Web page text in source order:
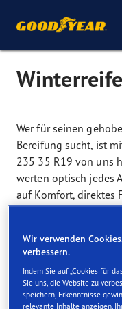
Wer für seinen
Bereifung sucht, ist
235 35 R19 von uns
werten optisch jedes
auf Komfort, direktes
verzichten müssen.
glatten und
wie es eine hohe
Wir verwenden
verbessern.
Indem Sie auf „Cookies für
Sie uns, die Website zu
speichern, Erkenntnisse
relevante Inhalte anzeigen.